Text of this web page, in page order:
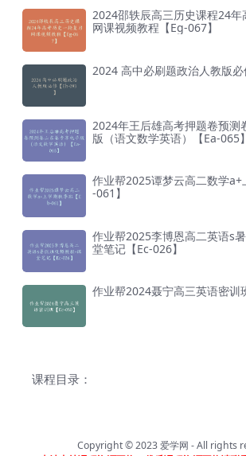
2024邵轶辰高三历史课程24年
网课视频教程【Eg-067】
2024 高中必刷题政治人教版必
2024年王后雄高考押题卷预测
版（语文数学英语）【Ea-065】
作业帮2025谭梦云高二数学a+
-061】
作业帮2025李博恩高二英语s
堂笔记【Ec-026】
作业帮2024聂宁高三英语密训
课程目录：
Copyright © 2023爱学网 - All rights